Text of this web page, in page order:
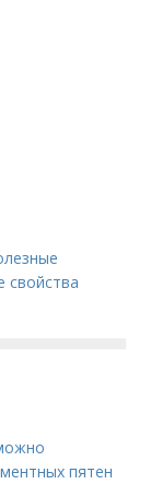
свойства
пятен